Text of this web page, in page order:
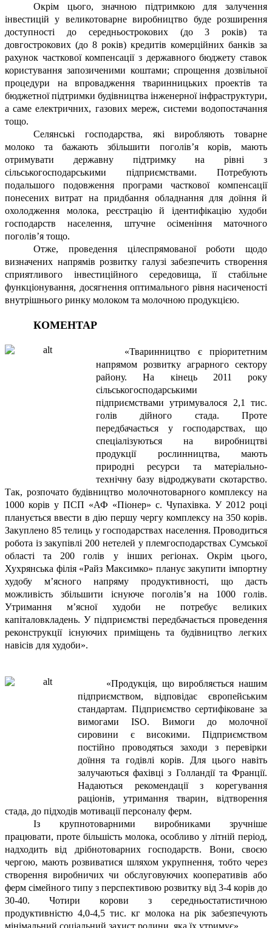
Окрім цього, значною підтримкою для залучення
інвестицій у великотоварне виробництво буде розширення
доступності до середньострокових (до 3 років) та
довгострокових (до 8 років) кредитів комерційних банків за
рахунок часткової компенсації з державного бюджету ставок
користування запозиченими коштами; спрощення дозвільної
процедури на впровадження тваринницьких проектів та
бюджетної підтримки будівництва інженерної інфраструктури,
а саме електричних, газових мереж, системи водопостачання
тощо.
Селянські господарства, які виробляють товарне
молоко та бажають збільшити поголів’я корів, мають
отримувати державну підтримку на рівні з
сільськогосподарськими підприємствами. Потребують
подальшого подовження програми часткової компенсації
понесених витрат на придбання обладнання для доїння й
охолодження молока, реєстрацію й ідентифікацію худоби
господарств населення, штучне осіменіння маточного
поголів’я тощо.
Отже, проведення цілеспрямованої роботи щодо
визначених напрямів розвитку галузі забезпечить створення
сприятливого інвестиційного середовища, її стабільне
функціонування, досягнення оптимального рівня насиченості
внутрішнього ринку молоком та молочною продукцією.
КОМЕНТАР
«Тваринництво є пріоритетним
напрямом розвитку аграрного сектору
району. На кінець 2011 року
сільськогосподарськими
підприємствами утримувалося 2,1 тис.
голів дійного стада. Проте
передбачається у господарствах, що
спеціалізуються на виробництві
продукції рослинництва, мають
природні ресурси та матеріально-
технічну базу відроджувати скотарство.
Так, розпочато будівництво молочнотоварного комплексу на
1000 корів у ПСП «АФ «Піонер» с. Чупахівка. У 2012 році
планується ввести в дію першу чергу комплексу на 350 корів.
Закуплено 85 телиць у господарствах населення. Проводиться
робота із закупівлі 200 нетелей у племгосподарствах Сумської
області та 200 голів у інших регіонах. Окрім цього,
Хухрянська філія «Райз Максимко» планує закупити імпортну
худобу м’ясного напряму продуктивності, що дасть
можливість збільшити існуюче поголів’я на 1000 голів.
Утримання м’ясної худоби не потребує великих
капіталовкладень. У підприємстві передбачається проведення
реконструкції існуючих приміщень та будівництво легких
навісів для худоби».
«Продукція, що виробляється нашим
підприємством, відповідає європейським
стандартам. Підприємство сертифіковане за
вимогамиISO. Вимоги до молочної
сировини є високими. Підприємством
постійно проводяться заходи з перевірки
доїння та годівлі корів. Для цього навіть
залучаються фахівці з Голландії та Франції.
Надаються рекомендації з корегування
раціонів, утримання тварин, відтворення
стада, до підходів мотивації персоналу ферм.
Із крупнотоварними виробниками зручніше
працювати, проте більшість молока, особливо у літній період,
надходить від дрібнотоварних господарств. Вони, своєю
чергою, мають розвиватися шляхом укрупнення, тобто через
створення виробничих чи обслуговуючих кооперативів або
ферм сімейного типу з перспективою розвитку від 3-4 корів до
30-40. Чотири корови з середньостатистичною
продуктивністю 4,0-4,5 тис. кг молока на рік забезпечують
мінімальний соціальний захист родини, яка їх утримує».